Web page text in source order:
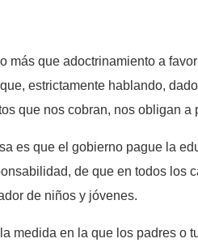
más que adoctrinamiento a
estrictamente hablando,
que nos cobran, nos obligan a
es que el gobierno pague la
de que en todos los
de niños y jóvenes.
medida en la que los padres o